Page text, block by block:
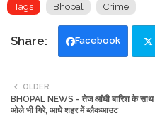
Tags Bhopal Crime
Facebook
tte
OLDER
BHOPAL NEWS - तेज आंधी बारिश के साथ
ओले भी गिरे, आधे शहर में ब्लैकआउट